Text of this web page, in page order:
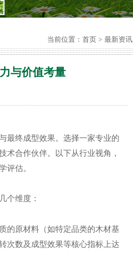
当前位置： 首页 > 最新资讯
与价值考量
最终成型效果。选择一家专业的
术合作伙伴。以下从行业视角，
评估。
个维度：
的原材料（如特定品类的木材基
次数及成型效果等核心指标上达